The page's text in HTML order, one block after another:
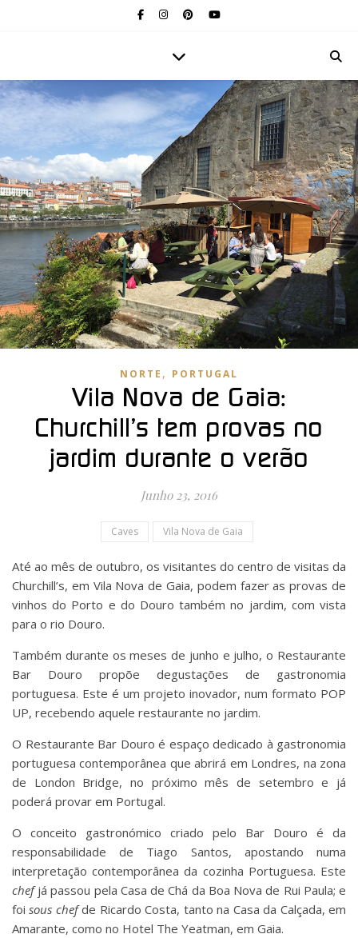
NORTE , PORTUGAL
Vila Nova de Gaia:
Churchill’s tem provas no
jardim durante o verão
Junho 23, 2016
Caves Vila Nova de Gaia
Até ao mês de outubro, os visitantes do centro de visitas da
Churchill’s, em Vila Nova de Gaia, podem fazer as provas de
vinhos do Porto e do Douro também no jardim, com vista
para o rio Douro.
Também durante os meses de junho e julho, o Restaurante
Bar Douro propõe degustações de gastronomia
portuguesa. Este é um projeto inovador, num formato POP
UP, recebendo aquele restaurante no jardim.
O Restaurante Bar Douro é espaço dedicado à gastronomia
portuguesa contemporânea que abrirá em Londres, na zona
de London Bridge, no próximo mês de setembro e já
poderá provar em Portugal.
O conceito gastronómico criado pelo Bar Douro é da
responsabilidade de Tiago Santos, apostando numa
interpretação contemporânea da cozinha Portuguesa. Este
chefjá passou pela Casa de Chá da Boa Nova de Rui Paula; e
foisous chefde Ricardo Costa, tanto na Casa da Calçada, em
Amarante, como no Hotel The Yeatman, em Gaia.